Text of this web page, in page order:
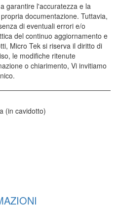
garantire l'accuratezza e la
documentazione. Tuttavia,
di eventuali errori e/o
del continuo aggiornamento e
Micro Tek si riserva il diritto di
le modifiche ritenute
o chiarimento, Vi invitiamo
(in cavidotto)